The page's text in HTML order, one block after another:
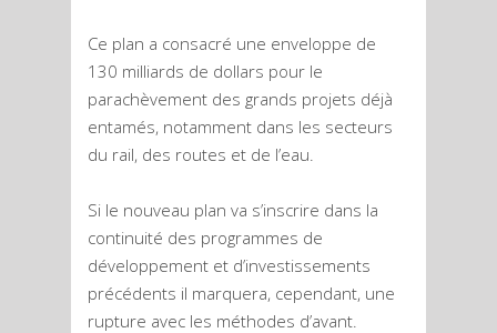
Ce plan a consacré une enveloppe de
130 milliards de dollars pour le
parachèvement des grands projets déjà
entamés, notamment dans les secteurs
du rail, des routes et de l’eau.
Si le nouveau plan va s’inscrire dans la
continuité des programmes de
développement et d’investissements
précédents il marquera, cependant, une
rupture avec les méthodes d’avant.